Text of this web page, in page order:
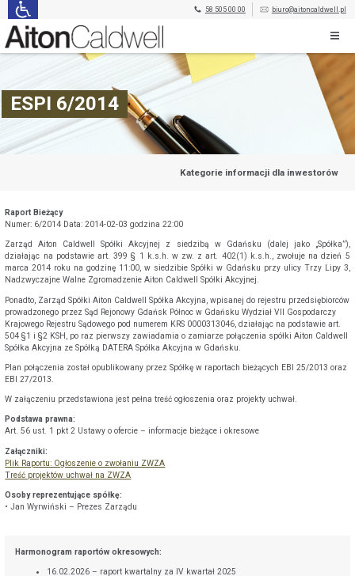
58 505 00 00 biuro@aitoncaldwell.pl
ESPI 6/2014
Kategorie informacji dla inwestorów
Raport Bieżący
Numer: 6/2014 Data: 2014-02-03 godzina 22:00
Zarząd Aiton Caldwell Spółki Akcyjnej z siedzibą w Gdańsku (dalej jako „Spółka”),
działając na podstawie art. 399 § 1 k.s.h. w zw. z art. 402(1) k.s.h., zwołuje na dzień 5
marca 2014 roku na godzinę 11:00, w siedzibie Spółki w Gdańsku przy ulicy Trzy Lipy 3,
Nadzwyczajne Walne Zgromadzenie Aiton Caldwell Spółki Akcyjnej.
Ponadto, Zarząd Spółki Aiton Caldwell Spółka Akcyjna, wpisanej do rejestru przedsiębiorców
prowadzonego przez Sąd Rejonowy Gdańsk Północ w Gdańsku Wydział VII Gospodarczy
Krajowego Rejestru Sądowego pod numerem KRS 0000313046, działając na podstawie art.
504 §1 i §2 KSH, po raz pierwszy zawiadamia o zamiarze połączenia spółki Aiton Caldwell
Spółka Akcyjna ze Spółką DATERA Spółka Akcyjna w Gdańsku.
Plan połączenia został opublikowany przez Spółkę w raportach bieżących EBI 25/2013 oraz
EBI 27/2013.
W załączeniu przedstawiona jest pełna treść ogłoszenia oraz projekty uchwał.
Podstawa prawna:
Art. 56 ust. 1 pkt 2 Ustawy o ofercie – informacje bieżące i okresowe
Załączniki:
Plik Raportu: Ogłoszenie o zwołaniu ZWZA
Treść projektów uchwał na ZWZA
Osoby reprezentujące spółkę:
• Jan Wyrwiński – Prezes Zarządu
Harmonogram raportów okresowych:
16.02.2026 – raport kwartalny za IV kwartał 2025